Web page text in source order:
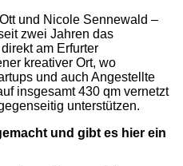
und Nicole Sennewald –
zwei Jahren das
am Erfurter
kreativer Ort, wo
und auch Angestellte
insgesamt 430 qm vernetzt
unterstützen.
und gibt es hier ein